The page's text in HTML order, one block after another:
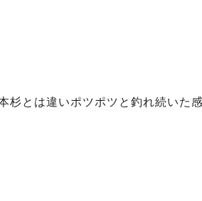
とは違いポツポツと釣れ続いた感